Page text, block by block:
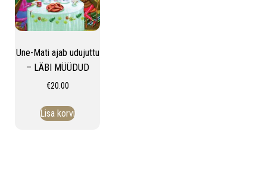
Une-Mati ajab udujuttu
– LÄBI MÜÜDUD
€20.00
Lisa korvi